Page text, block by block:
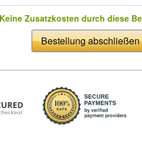
Keine Zusatzkosten durch diese
Bestellung abschließen